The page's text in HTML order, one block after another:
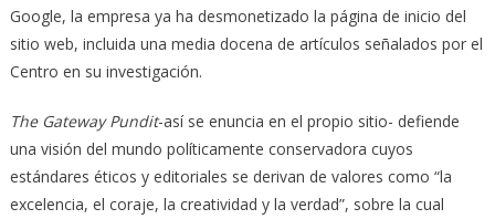
Google, la empresa ya ha desmonetizado la página de inicio del
sitio web, incluida una media docena de artículos señalados por el
Centro en su investigación.
The Gateway Pundit-así se enuncia en el propio sitio- defiende
una visión del mundo políticamente conservadora cuyos
estándares éticos y editoriales se derivan de valores como “la
excelencia, el coraje, la creatividad y la verdad”, sobre la cual